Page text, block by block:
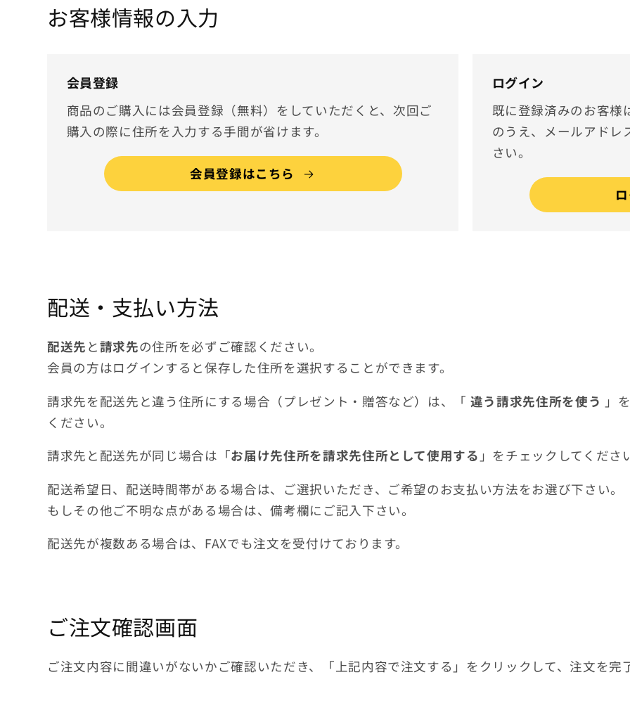
お客様情報の入力
会員登録
商品のご購入には会員登録（無料）をしていただくと、次回ご
購入の際に住所を入力する手間が省けます。
会員登録はこちら
ログイン
既に登録済みのお客様
のうえ、メールアドレ
さい。
配送・支払い方法
配送先 と請求先の住所を必ずご確認ください。
会員の方はログインすると保存した住所を選択することができます。
請求先を配送先と違う住所にする場合（プレゼント・贈答など）は、「 違う請求先住所を使う 」
ください。
請求先と配送先が同じ場合は「お届け先住所を請求先住所として使用する 」をチェックしてくださ
配送希望日、配送時間帯がある場合は、ご選択いただき、ご希望のお支払い方法をお選び下さい。
もしその他ご不明な点がある場合は、備考欄にご記入下さい。
配送先が複数ある場合は、FAXでも注文を受付けております。
ご注文確認画面
ご注文内容に間違いがないかご確認いただき、「上記内容で注文する」をクリックして、注文を完